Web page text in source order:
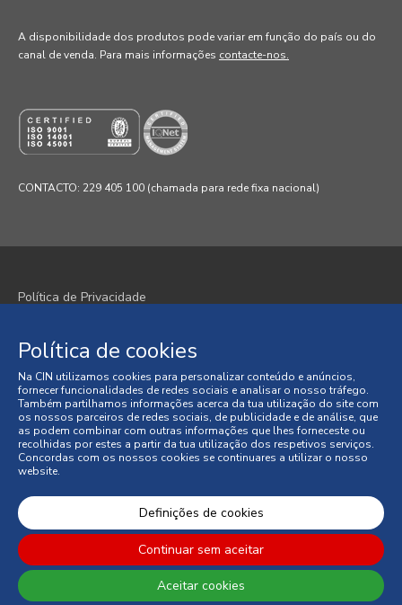
A disponibilidade dos produtos pode variar em função do país ou do
canal de venda. Para mais informações contacte-nos.
CONTACTO: 229 405 100 (chamada para rede fixa nacional)
Política de Privacidade
Termos e Condições
Condições Gerais de Venda
Litígios de Consumo
Livro de Reclamações Online
© 2026 CIN, S.A.
Política de cookies
Na CIN utilizamos cookies para personalizar conteúdo e anúncios,
fornecer funcionalidades de redes sociais e analisar o nosso tráfego.
Também partilhamos informações acerca da tua utilização do site com
os nossos parceiros de redes sociais, de publicidade e de análise, que
as podem combinar com outras informações que lhes forneceste ou
recolhidas por estes a partir da tua utilização dos respetivos serviços.
Concordas com os nossos cookies se continuares a utilizar o nosso
website.
Definições de cookies
Continuar sem aceitar
Aceitar cookies